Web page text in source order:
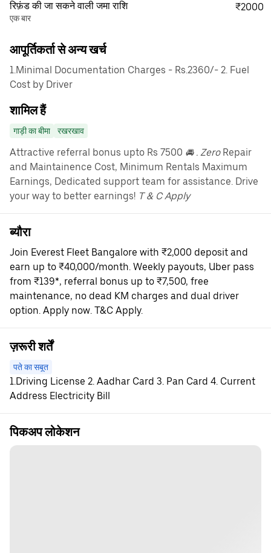
रिफ़ंड की जा सकने वाली जमा राशि
एक बार
₹2000
आपूर्तिकर्ता से अन्य खर्च
1.Minimal Documentation Charges - Rs.2360/- 2. Fuel
Cost by Driver
शामिल हैं
गाड़ी का बीमा रखरखाव
Attractive referral bonus upto Rs 7500 🚘 . ZeroRepair
and Maintainence Cost, Minimum Rentals Maximum
Earnings, Dedicated support team for assistance. Drive
your way to better earnings! T & C Apply
ब्यौरा
Join Everest Fleet Bangalore with ₹2,000 deposit and
earn up to ₹40,000/month. Weekly payouts, Uber pass
from ₹139*, referral bonus up to ₹7,500, free
maintenance, no dead KM charges and dual driver
option. Apply now. T&C Apply.
ज़रूरी शर्तें
पते का सबूत
1.Driving License 2. Aadhar Card 3. Pan Card 4. Current
Address Electricity Bill
पिकअप लोकेशन